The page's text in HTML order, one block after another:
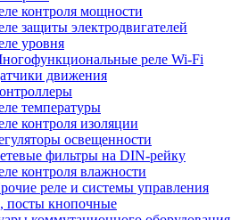
контроля мощности
защиты электродвигателей
уровня
реле Wi-Fi
движения
температуры
контроля изоляции
освещенности
фильтры на DIN-рейку
контроля влажности
реле и системы управления
посты кнопочные